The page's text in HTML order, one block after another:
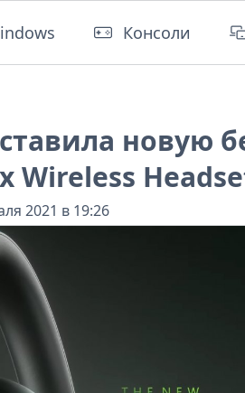
Консоли
новую
Wireless
2021 в 19:26